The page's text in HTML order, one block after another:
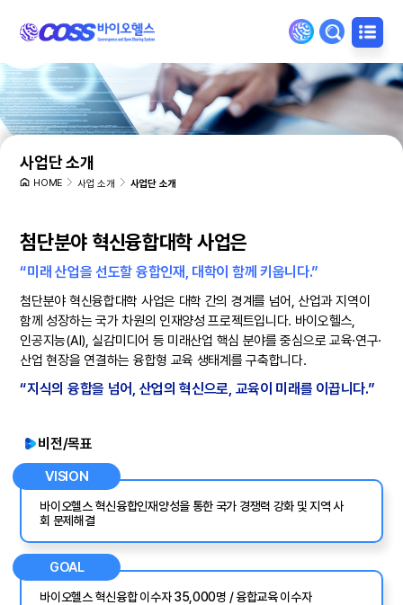
사업단 소개
HOME 사업 소개 사업단 소개
첨단분야 혁신융합대학 사업은
“미래 산업을 선도할 융합인재, 대학이 함께 키웁니다.”
첨단분야 혁신융합대학 사업은 대학 간의 경계를 넘어, 산업과 지역이
함께 성장하는 국가 차원의 인재양성 프로젝트입니다. 바이오헬스,
인공지능(AI), 실감미디어 등 미래산업 핵심 분야를 중심으로 교육·연구·
산업 현장을 연결하는 융합형 교육 생태계를 구축합니다.
“지식의 융합을 넘어, 산업의 혁신으로, 교육이 미래를 이끕니다.”
비전/목표
VISION
바이오헬스 혁신융합인재양성을 통한 국가 경쟁력 강화 및 지역 사
회 문제해결
GOAL
바이오헬스 혁신융합 이수자 35,000명 / 융합교육 이수자